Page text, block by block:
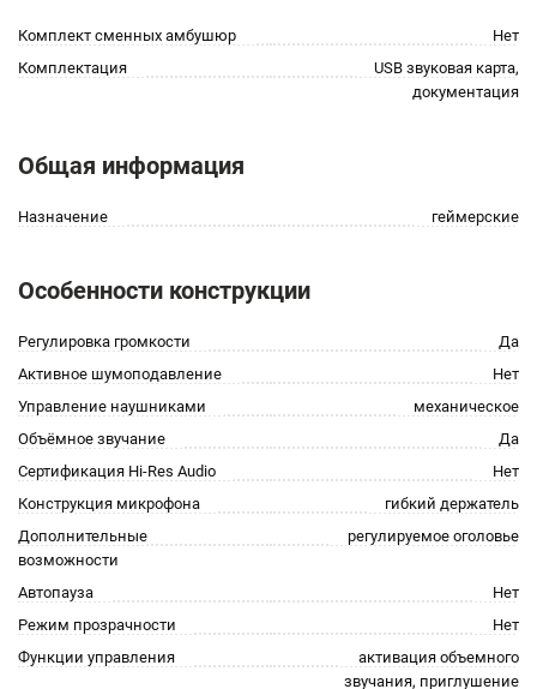
Комплект сменных амбушюр
Нет
Комплектация
USB звуковая карта,
документация
Общая информация
Назначение геймерские
Особенности конструкции
Регулировка громкости
Да
Активное шумоподавление
Нет
Управление наушниками
механическое
Объёмное звучание
Да
Сертификация Hi-Res Audio
Нет
Конструкция микрофона
гибкий держатель
Дополнительные
возможности
регулируемое оголовье
Автопауза
Нет
Режим прозрачности
Нет
Функции управления
активация объемного
звучания, приглушение